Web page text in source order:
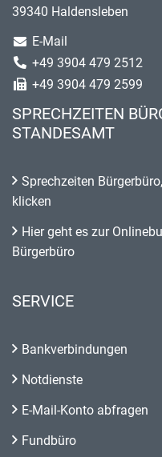
39340 Haldensleben
E-Mail
+49 3904 479 2512
+49 3904 479 2599
SPRECHZEITEN
STANDESAMT
Sprechzeiten
klicken
Hier geht es zur
Bürgerbüro
SERVICE
Bankverbindungen
Notdienste
E-Mail-Konto abfragen
Fundbüro